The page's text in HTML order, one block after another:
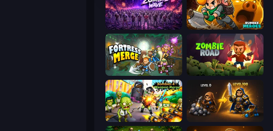
Idle Zombie Wave: Survivors Rumble Heroes
Fortress Merge Zombie Road
Zombies 4 Weapon Merge Gothic Story RPG